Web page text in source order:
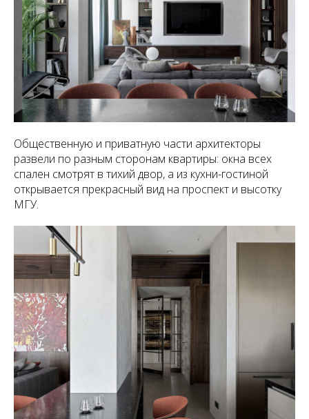
Общественную и приватную части архитекторы
развели по разным сторонам квартиры: окна всех
спален смотрят в тихий двор, а из кухни-гостиной
открывается прекрасный вид на проспект и высотку
МГУ.